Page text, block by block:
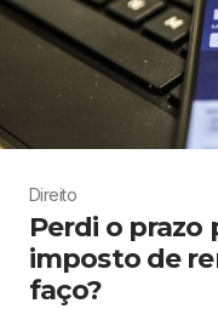
Direito
Perdi o prazo
imposto de
faço?